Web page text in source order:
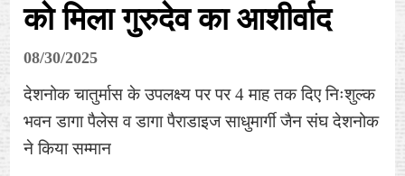
को मिला गुरुदेव का आशीर्वाद
08/30/2025
देशनोक चातुर्मास के उपलक्ष्य पर पर 4 माह तक दिए निःशुल्क
भवन डागा पैलेस व डागा पैराडाइज साधुमार्गी जैन संघ देशनोक
ने किया सम्मान